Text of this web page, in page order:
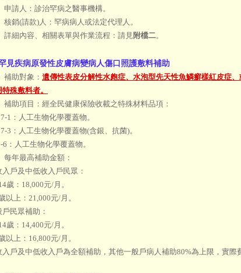
申請人：診治罕病之醫事機構。
核銷(請款)人：罕病病人或法定代理人。
詳細內容、相關表單與作業流程：請見附檔二。
見疾病原發性皮膚病變病人傷口照護敷料補助
補助對象： 遺傳性表皮分解性水皰症、水泡型先天性魚鱗癬樣紅皮症
殊敷料者。
補助項目：經全民健康保險收載之特殊材料品項：
1：人工生物化學覆蓋物。
3：人工生物化學覆蓋物(含銀、抗菌)。
6：人工生物化學覆蓋物。
每年最高補助金額：
入戶及中低收入戶民眾：
歲：18,000元/月。
以上：21,000元/月。
戶民眾補助：
歲：14,400元/月。
以上：16,800元/月。
入戶及中低收入戶為全額補助，其他一般戶病人補助80%為上限，實